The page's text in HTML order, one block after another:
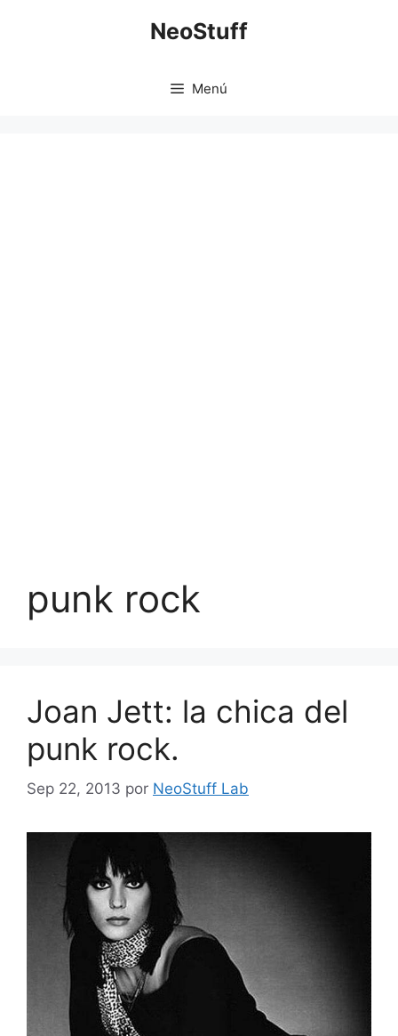
NeoStuff
Menú
punk rock
Joan Jett: la chica del
punk rock.
Sep 22, 2013 por NeoStuff Lab